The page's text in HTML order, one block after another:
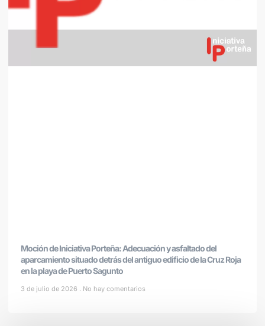
Moción de Iniciativa Porteña: Adecuación y asfaltado del
aparcamiento situado detrás del antiguo edificio de la Cruz Roja
en la playa de Puerto Sagunto
3 de julio de 2026 No hay comentarios